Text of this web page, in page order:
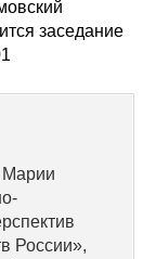
заседание
Марии
России»,